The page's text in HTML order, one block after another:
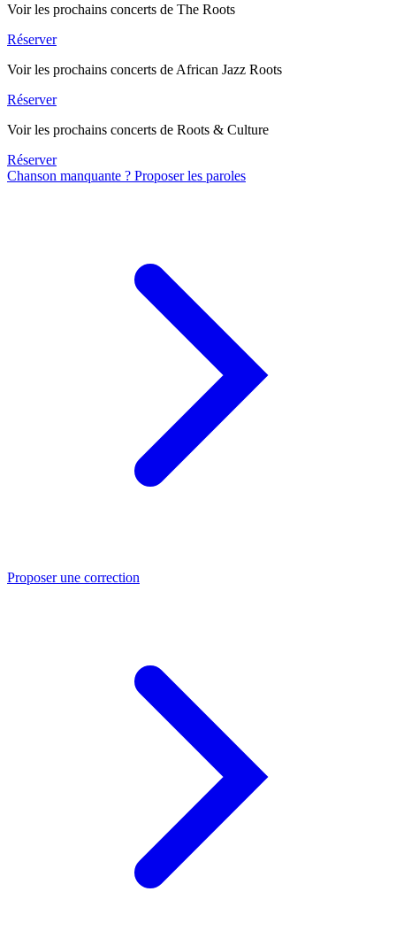
Voir les prochains concerts de The Roots
Réserver
Voir les prochains concerts de African Jazz Roots
Réserver
Voir les prochains concerts de Roots & Culture
Réserver
Chanson manquante ? Proposer les paroles
Proposer une correction